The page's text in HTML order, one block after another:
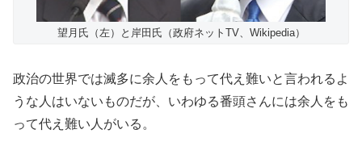
望月氏（左）と岸田氏（政府ネットTV、Wikipedia）
政治の世界では滅多に余人をもって代え難いと言われるよ
うな人はいないものだが、いわゆる番頭さんには余人をも
って代え難い人がいる。